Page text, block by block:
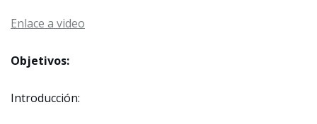
Enlace a video
Objetivos:
Introducción: